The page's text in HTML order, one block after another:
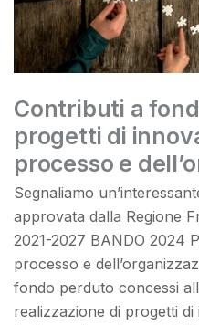
Contributi a
progetti di
processo e
Segnaliamo
approvata dalla Regione
2021-2027 BANDO 2024
processo e
fondo perduto concessi
realizzazione di progetti